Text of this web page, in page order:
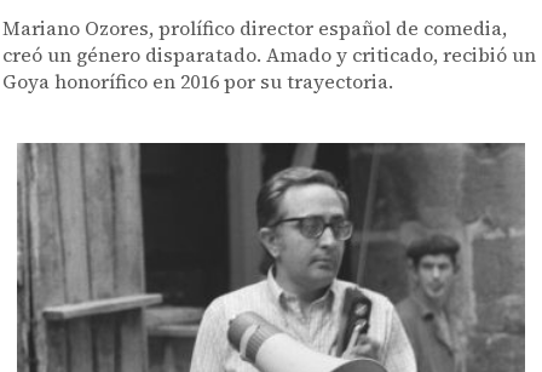
Mariano Ozores, prolífico director español de comedia,
creó un género disparatado. Amado y criticado, recibió un
Goya honorífico en 2016 por su trayectoria.